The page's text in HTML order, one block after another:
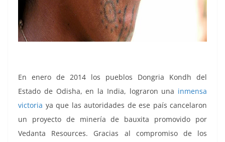
En enero de 2014 los pueblos Dongria Kondh del
Estado de Odisha, en la India, lograron una inmensa
victoria ya que las autoridades de ese país cancelaron
un proyecto de minería de bauxita promovido por
Vedanta Resources. Gracias al compromiso de los